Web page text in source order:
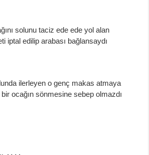
so lunu taciz ede ede yol alan
iptal edilip arabası bağlansaydı
ilerleyen o genç makas atmaya
ocağın sönmesine sebep olmazdı